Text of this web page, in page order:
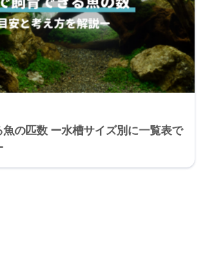
の匹数 ー水槽サイズ別に一覧表で